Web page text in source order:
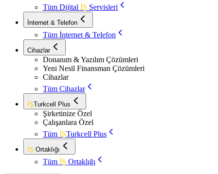
Tüm Dijital İŞ Servisleri
İnternet & Telefon
Tüm İnternet & Telefon
Cihazlar
Donanım & Yazılım Çözümleri
Yeni Nesil Finansman Çözümleri
Cihazlar
Tüm Cihazlar
İŞTurkcell Plus
Şirketinize Özel
Çalışanlara Özel
Tüm İŞTurkcell Plus
İŞ Ortaklığı
Tüm İŞ Ortaklığı